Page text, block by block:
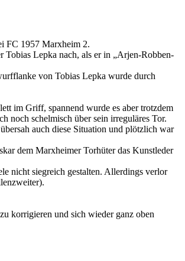
FC 1957 Marxheim 2.
Tobias Lepka nach, als er in „Arjen-Robben-
von Tobias Lepka wurde durch
im Griff, spannend wurde es aber trotzdem
noch schelmisch über sein irreguläres Tor.
auch diese Situation und plötzlich war
dem Marxheimer Torhüter das Kunstleder
nicht siegreich gestalten. Allerdings verlor
korrigieren und sich wieder ganz oben